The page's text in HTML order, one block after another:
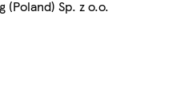
Sp. z o.o.